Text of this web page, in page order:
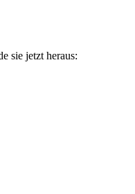
sie jetzt heraus: